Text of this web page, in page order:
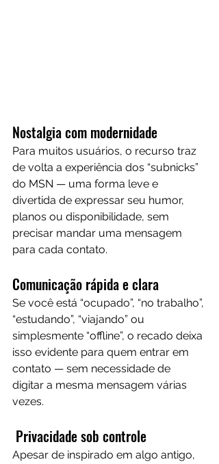
Nostalgia com modernidade
Para muitos usuários, o recurso traz
de volta a experiência dos “subnicks”
do MSN — uma forma leve e
divertida de expressar seu humor,
planos ou disponibilidade, sem
precisar mandar uma mensagem
para cada contato.
Comunicação rápida e clara
Se você está “ocupado”, “no trabalho”,
“estudando”, “viajando” ou
simplesmente “offline”, o recado deixa
isso evidente para quem entrar em
contato — sem necessidade de
digitar a mesma mensagem várias
vezes.
Privacidade sob controle
Apesar de inspirado em algo antigo,